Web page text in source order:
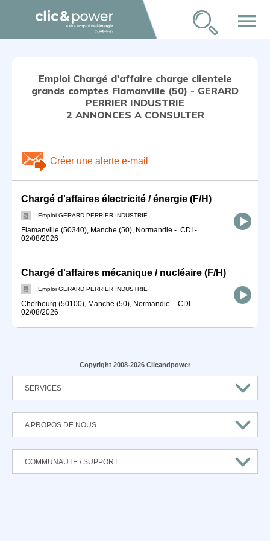
menu
Emploi Chargé d'affaire charge clientele
grands comptes Flamanville (50) - GERARD
PERRIER INDUSTRIE
2 ANNONCES A CONSULTER
Créer une alerte e-mail
Chargé d'affaires électricité / énergie (F/H)
Emploi GERARD PERRIER INDUSTRIE
Flamanville (50340), Manche (50), Normandie - CDI -
02/08/2026
Chargé d'affaires mécanique / nucléaire (F/H)
Emploi GERARD PERRIER INDUSTRIE
Cherbourg (50100), Manche (50), Normandie - CDI -
02/08/2026
Copyright 2008-2026 Clicandpower
SERVICES
A PROPOS DE NOUS
COMMUNAUTE / SUPPORT